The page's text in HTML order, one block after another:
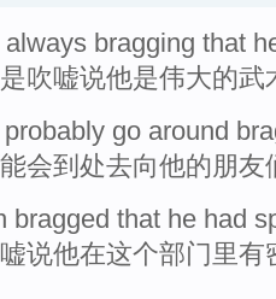
always bragging that
吹嘘说他是伟大的武
go around
会到处去向他的朋友
bragged that he had
说他在这个部门里有